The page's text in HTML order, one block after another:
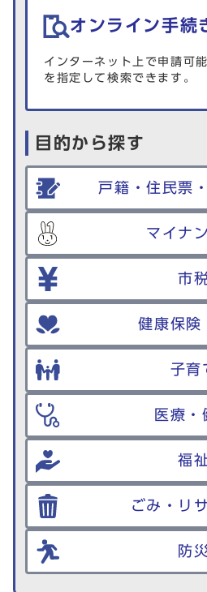
オンライン手続
インターネット上で申請可
を指定して検索できます。
目的から探す
戸籍・住民票
マイナ
市税
健康保険
子育
医療・
福祉
ごみ・リ
防災